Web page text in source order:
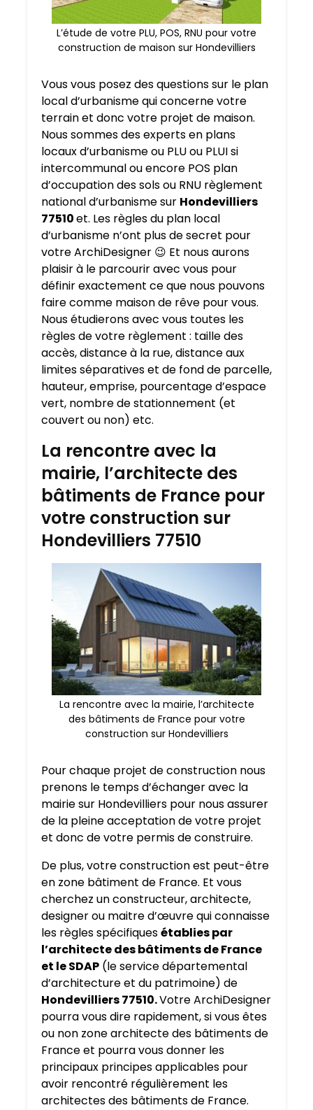
L’étude de votre PLU, POS, RNU pour votre
construction de maison sur Hondevilliers
Vous vous posez des questions sur le plan
local d’urbanisme qui concerne votre
terrain et donc votre projet de maison.
Nous sommes des experts en plans
locaux d’urbanisme ou PLU ou PLUI si
intercommunal ou encore POS plan
d’occupation des sols ou RNU règlement
national d’urbanisme sur Hondevilliers
77510et. Les règles du plan local
d’urbanisme n’ont plus de secret pour
votre ArchiDesigner 😉 Et nous aurons
plaisir à le parcourir avec vous pour
définir exactement ce que nous pouvons
faire comme maison de rêve pour vous.
Nous étudierons avec vous toutes les
règles de votre règlement : taille des
accès, distance à la rue, distance aux
limites séparatives et de fond de parcelle,
hauteur, emprise, pourcentage d’espace
vert, nombre de stationnement (et
couvert ou non) etc.
La rencontre avec la
mairie, l’architecte des
bâtiments de France pour
votre construction sur
Hondevilliers 77510
La rencontre avec la mairie, l’architecte
des bâtiments de France pour votre
construction sur Hondevilliers
Pour chaque projet de construction nous
prenons le temps d’échanger avec la
mairie sur Hondevilliers pour nous assurer
de la pleine acceptation de votre projet
et donc de votre permis de construire.
De plus, votre construction est peut-être
en zone bâtiment de France. Et vous
cherchez un constructeur, architecte,
designer ou maitre d’œuvre qui connaisse
les règles spécifiquesétablies par
l’architecte des bâtiments de France
et le SDAP (le service départemental
d’architecture et du patrimoine) de
Hondevilliers 77510.Votre ArchiDesigner
pourra vous dire rapidement, si vous êtes
ou non zone architecte des bâtiments de
France et pourra vous donner les
principaux principes applicables pour
avoir rencontré régulièrement les
architectes des bâtiments de France.